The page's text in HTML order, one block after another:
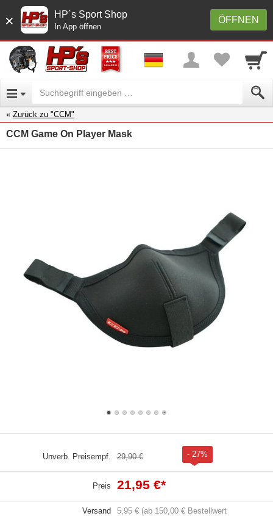
× ÖFFNEN
HP´s Sport Shop
In App öffnen
Zurück zu "CCM"
CCM Game On Player Mask
Unverb. Preisempf. 29,90 € - 27%
Preis 21,95 €*
Versand
5,95 € (ab 150,00 € Bestellwert